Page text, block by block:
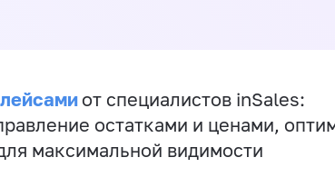
от специалистов inSales:
остатками и ценами,
максимальной видимости